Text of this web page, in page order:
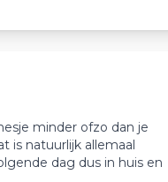
minder ofzo dan je
is natuurlijk allemaal
dag dus in huis en